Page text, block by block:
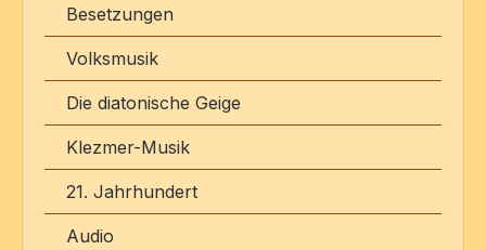
Besetzungen
Volksmusik
Die diatonische Geige
Klezmer-Musik
21. Jahrhundert
Audio